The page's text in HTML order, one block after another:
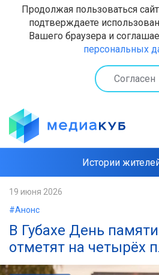
Продолжая пользоваться
подтверждаете
Вашего браузера и
персональных
Согласен
Истории
19 июня 2026
#Анонс
В Губахе День
отметят на четырёх